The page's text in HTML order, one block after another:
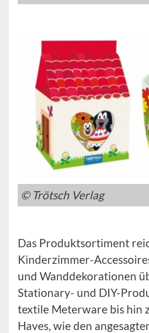
© Trötsch Verlag
Das Produktsortiment
Kinderzimmer-
und Wanddekorationen
Stationary- und DIY-
textile Meterware bis hin
Haves, wie den